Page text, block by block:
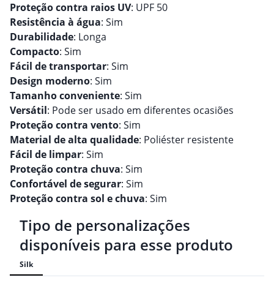
Proteção contra raios UV: UPF 50
Resistência à água: Sim
Durabilidade: Longa
Compacto: Sim
Fácil de transportar: Sim
Design moderno: Sim
Tamanho conveniente: Sim
Versátil: Pode ser usado em diferentes ocasiões
Proteção contra vento: Sim
Material de alta qualidade: Poliéster resistente
Fácil de limpar: Sim
Proteção contra chuva: Sim
Confortável de segurar: Sim
Proteção contra sol e chuva: Sim
Tipo de personalizações
disponíveis para esse produto
Silk